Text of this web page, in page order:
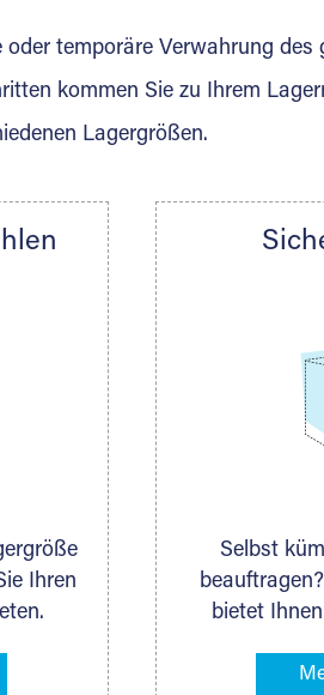
temporäre Verwahrung
kommen Sie zu Ihrem
Lagergrößen.
Ihren
Selbst
bietet
besonders